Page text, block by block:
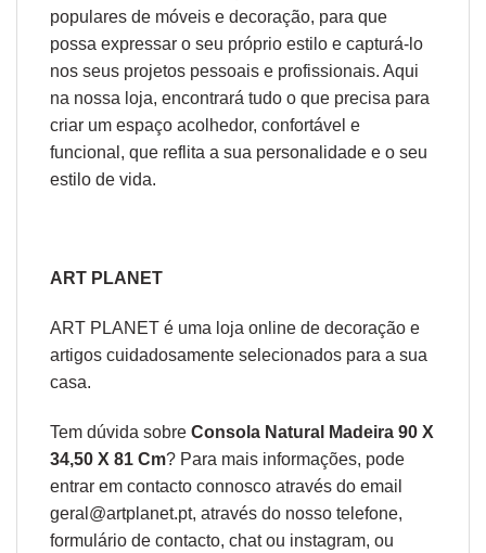
populares de móveis e decoração, para que
possa expressar o seu próprio estilo e capturá-lo
nos seus projetos pessoais e profissionais. Aqui
na nossa loja, encontrará tudo o que precisa para
criar um espaço acolhedor, confortável e
funcional, que reflita a sua personalidade e o seu
estilo de vida.
ART PLANET
ART PLANET é uma loja online de decoração e
artigos cuidadosamente selecionados para a sua
casa.
Tem dúvida sobre Consola Natural Madeira 90 X
34,50 X 81 Cm? Para mais informações, pode
entrar em contacto connosco através do email
geral@artplanet.pt, através do nosso telefone,
formulário de contacto, chat ou instagram, ou